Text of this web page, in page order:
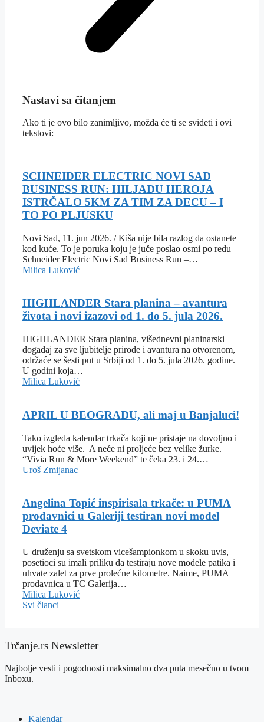
Nastavi sa čitanjem
Ako ti je ovo bilo zanimljivo, možda će ti se svideti i ovi
tekstovi:
SCHNEIDER ELECTRIC NOVI SAD
BUSINESS RUN: HILJADU HEROJA
ISTRČALO 5KM ZA TIM ZA DECU – I
TO PO PLJUSKU
Novi Sad, 11. jun 2026. / Kiša nije bila razlog da ostanete
kod kuće. To je poruka koju je juče poslao osmi po redu
Schneider Electric Novi Sad Business Run –…
Milica Luković
HIGHLANDER Stara planina – avantura
života i novi izazovi od 1. do 5. jula 2026.
HIGHLANDER Stara planina, višednevni planinarski
događaj za sve ljubitelje prirode i avantura na otvorenom,
održaće se šesti put u Srbiji od 1. do 5. jula 2026. godine.
U godini koja…
Milica Luković
APRIL U BEOGRADU, ali maj u Banjaluci!
Tako izgleda kalendar trkača koji ne pristaje na dovoljno i
uvijek hoće više. A neće ni proljeće bez velike žurke.
“Vivia Run & More Weekend” te čeka 23. i 24.…
Uroš Zmijanac
Angelina Topić inspirisala trkače: u PUMA
prodavnici u Galeriji testiran novi model
Deviate 4
U druženju sa svetskom vicešampionkom u skoku uvis,
posetioci su imali priliku da testiraju nove modele patika i
uhvate zalet za prve prolećne kilometre. Naime, PUMA
prodavnica u TC Galerija…
Milica Luković
Svi članci
Trčanje.rs Newsletter
Najbolje vesti i pogodnosti maksimalno dva puta mesečno u tvom
Inboxu.
Kalendar